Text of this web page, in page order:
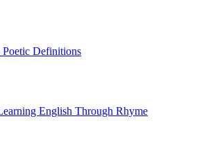
Definitions
English Through Rhyme